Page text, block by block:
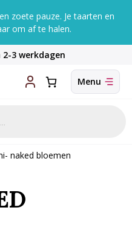
zoete pauze. Je taarten en
om af te halen.
3 werkdagen
naked bloemen